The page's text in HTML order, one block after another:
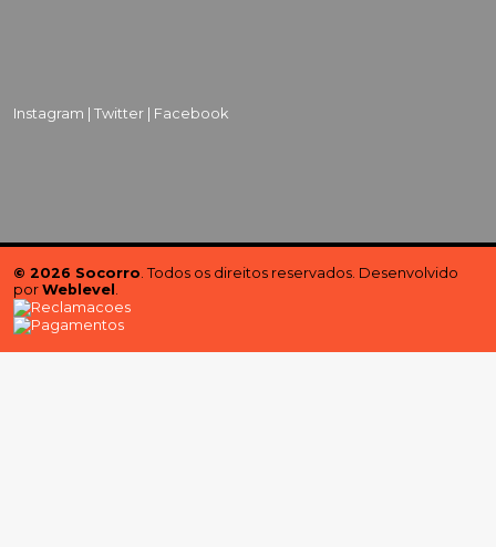
Instagram | Twitter | Facebook
© 2026 Socorro. Todos os direitos reservados. Desenvolvido
por Weblevel .